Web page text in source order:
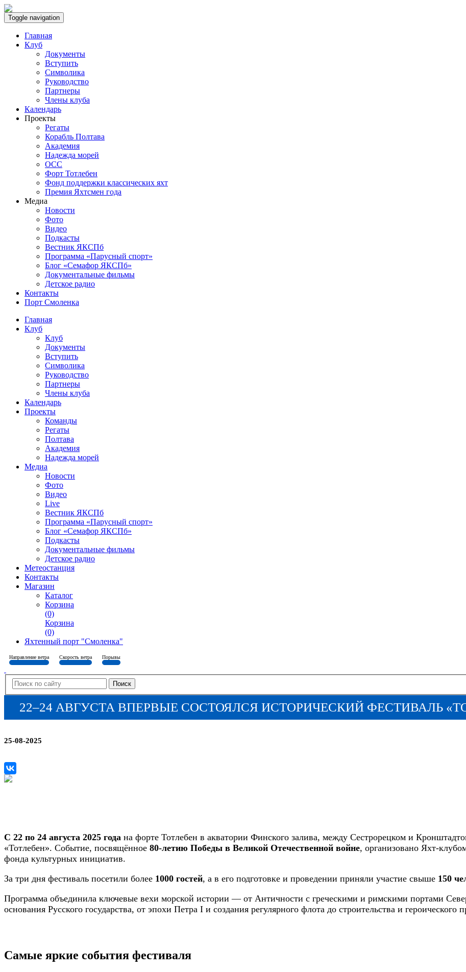
Toggle navigation
Главная
Клуб
Документы
Вступить
Символика
Руководство
Партнеры
Члены клуба
Календарь
Проекты
Регаты
Корабль Полтава
Академия
Надежда морей
ОСС
Форт Тотлебен
Фонд поддержки классических яхт
Премия Яхтсмен года
Медиа
Новости
Фото
Видео
Подкасты
Вестник ЯКСПб
Программа «Парусный спорт»
Блог «Семафор ЯКСПб»
Документальные фильмы
Детское радио
Контакты
Порт Смоленка
Главная
Клуб
Клуб
Документы
Вступить
Символика
Руководство
Партнеры
Члены клуба
Календарь
Проекты
Команды
Регаты
Полтава
Академия
Надежда морей
Медиа
Новости
Фото
Видео
Live
Вестник ЯКСПб
Программа «Парусный спорт»
Блог «Семафор ЯКСПб»
Подкасты
Документальные фильмы
Детское радио
Метеостанция
Контакты
Магазин
Каталог
Корзина
(0)
Корзина
(0)
Яхтенный порт "Смоленка"
Направление ветра Скорость ветра Порывы
22–24 АВГУСТА ВПЕРВЫЕ СОСТОЯЛСЯ ИСТОРИЧЕСКИЙ ФЕСТИВАЛЬ
25-08-2025
С 22 по 24 августа 2025 года на форте Тотлебен в акватории Финского залива, между Сестрорецком и
«Тотлебен». Событие, посвящённое 80-летию Победы в Великой Отечественной войне, организовано Яхт-
фонда культурных инициатив.
За три дня фестиваль посетили более 1000 гостей, а в его подготовке и проведении приняли участие свыше 150
Программа объединила ключевые вехи морской истории — от Античности с греческими и римскими портами
основания Русского государства, от эпохи Петра I и создания регулярного флота до строительства и героического
Самые яркие события фестиваля